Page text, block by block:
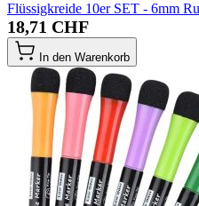
Flüssigkreide 10er SET - 6mm
18,71 CHF
In den Warenkorb